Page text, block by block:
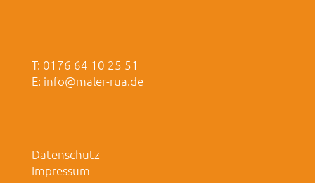
T: 0176 64 10 25 51
E: info@maler-rua.de
Datenschutz
Impressum